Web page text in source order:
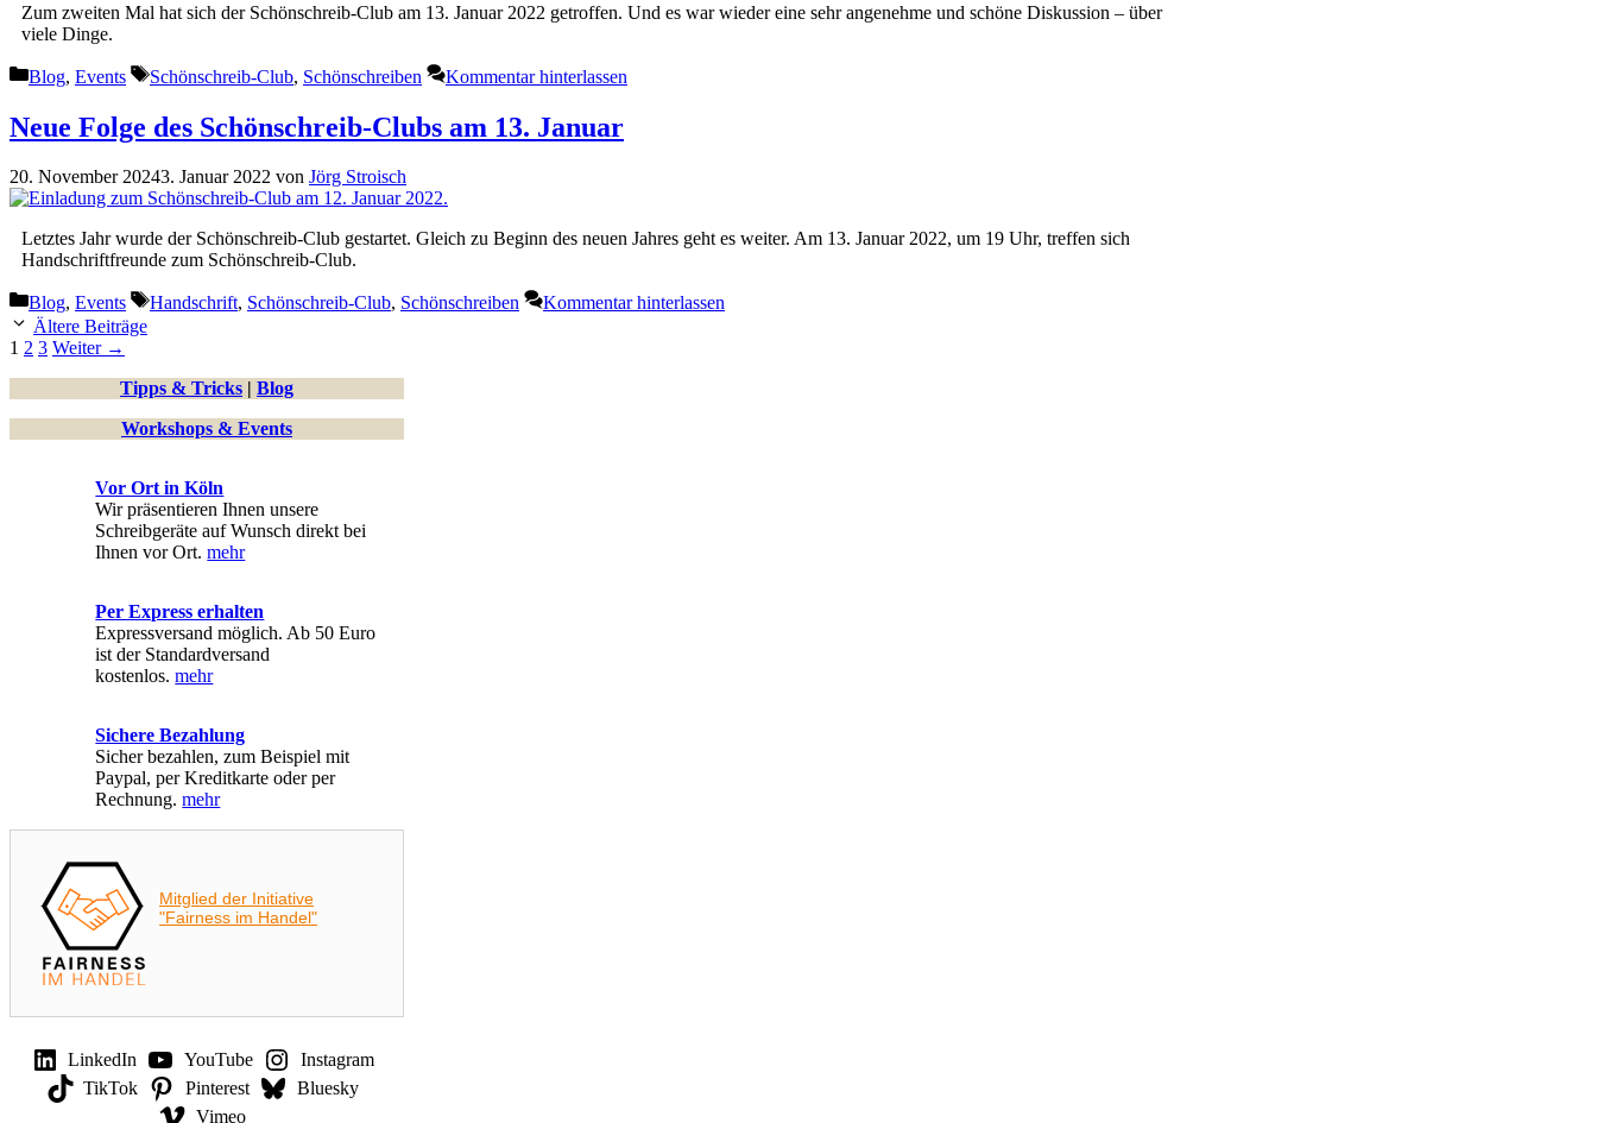
Zum zweiten Mal hat sich der Schönschreib-Club am 13. Januar 2022 getroffen. Und es war wieder eine sehr angenehme und schöne Diskussion – über
viele Dinge.
Kategorien
Blog, Events Schlagwörter
Schönschreib-Club, Schönschreiben Kommentar hinterlassen
Neue Folge des Schönschreib-Clubs am 13. Januar
20. November 20243. Januar 2022 von Jörg Stroisch
Letztes Jahr wurde der Schönschreib-Club gestartet. Gleich zu Beginn des neuen Jahres geht es weiter. Am 13. Januar 2022, um 19 Uhr, treffen sich
Handschriftfreunde zum Schönschreib-Club.
Kategorien
Blog, Events Schlagwörter
Handschrift, Schönschreib-Club, Schönschreiben
Kommentar hinterlassen
Ältere Beiträge
Seite
1 Seite
2 Seite
3 Weiter →
Tipps & Tricks | Blog
Workshops & Events
Vor Ort in Köln
Wir präsentieren Ihnen unsere
Schreibgeräte auf Wunsch direkt bei
Ihnen vor Ort.mehr
Per Express erhalten
Expressversand möglich. Ab 50 Euro
ist der Standardversand
kostenlos.mehr
Sichere Bezahlung
Sicher bezahlen, zum Beispiel mit
Paypal, per Kreditkarte oder per
Rechnung.mehr
Mitglied der Initiative
"Fairness im Handel"
LinkedIn YouTube
Instagram
TikTok
Pinterest
Bluesky
Vimeo